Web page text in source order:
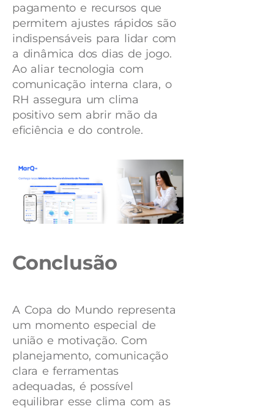
pagamento e recursos que
permitem ajustes rápidos são
indispensáveis para lidar com
a dinâmica dos dias de jogo.
Ao aliar tecnologia com
comunicação interna clara, o
RH assegura um clima
positivo sem abrir mão da
eficiência e do controle.
Conclusão
A Copa do Mundo representa
um momento especial de
união e motivação. Com
planejamento, comunicação
clara e ferramentas
adequadas, é possível
equilibrar esse clima com as